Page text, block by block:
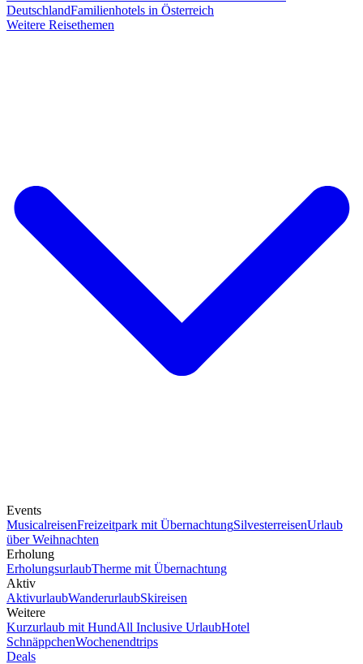
DeutschlandFamilienhotels in Österreich
Weitere Reisethemen
Events
MusicalreisenFreizeitpark mit ÜbernachtungSilvesterreisenUrlaub
über Weihnachten
Erholung
ErholungsurlaubTherme mit Übernachtung
Aktiv
AktivurlaubWanderurlaubSkireisen
Weitere
Kurzurlaub mit HundAll Inclusive UrlaubHotel
SchnäppchenWochenendtrips
Deals